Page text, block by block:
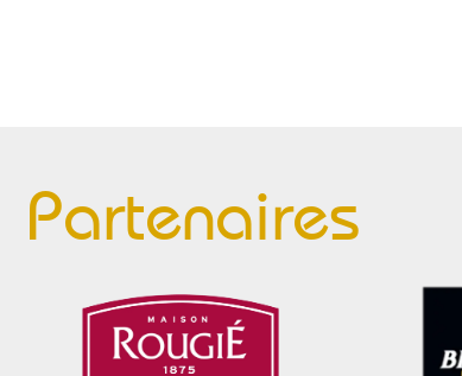
Partenaires